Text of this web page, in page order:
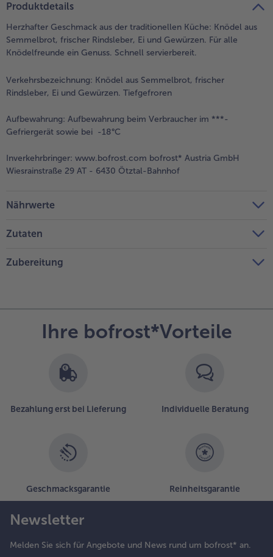
Produktdetails
Herzhafter Geschmack aus der traditionellen Küche: Knödel aus
Semmelbrot, frischer Rindsleber, Ei und Gewürzen. Für alle
Knödelfreunde ein Genuss. Schnell servierbereit.
Verkehrsbezeichnung: Knödel aus Semmelbrot, frischer
Rindsleber, Ei und Gewürzen. Tiefgefroren
Aufbewahrung: Aufbewahrung beim Verbraucher im ***-
Gefriergerät sowie bei -18°C
Inverkehrbringer: www.bofrost.com bofrost* Austria GmbH
Wiesrainstraße 29 AT - 6430 Ötztal-Bahnhof
Nährwerte
Zutaten
Zubereitung
Ihre bofrost*Vorteile
Bezahlung erst bei Lieferung Individuelle Beratung
Geschmacksgarantie Reinheitsgarantie
Newsletter
Melden Sie sich für Angebote und News rund um bofrost* an.